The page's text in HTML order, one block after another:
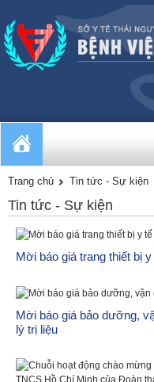
Trang chủ Tin tức - Sự kiện
Tin tức - Sự kiện
Mời báo giá trang thiết bị y
Mời báo giá bảo dưỡng,
lý trị liệu